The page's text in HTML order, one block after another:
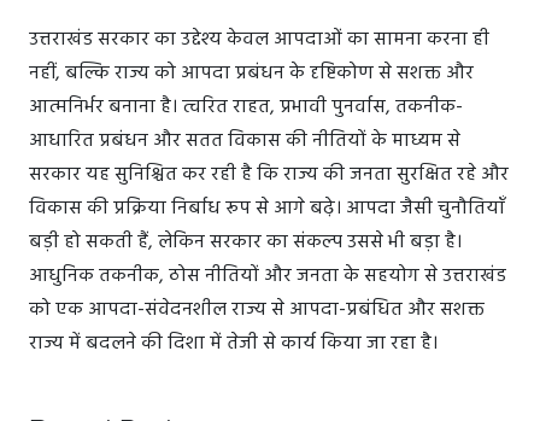
उत्तराखंड सरकार का उद्देश्य केवल आपदाओं का सामना करना ही
नहीं, बल्कि राज्य को आपदा प्रबंधन के दृष्टिकोण से सशक्त और
आत्मनिर्भर बनाना है। त्वरित राहत, प्रभावी पुनर्वास, तकनीक-
आधारित प्रबंधन और सतत विकास की नीतियों के माध्यम से
सरकार यह सुनिश्चित कर रही है कि राज्य की जनता सुरक्षित रहे और
विकास की प्रक्रिया निर्बाध रूप से आगे बढ़े। आपदा जैसी चुनौतियाँ
बड़ी हो सकती हैं, लेकिन सरकार का संकल्प उससे भी बड़ा है।
आधुनिक तकनीक, ठोस नीतियों और जनता के सहयोग से उत्तराखंड
को एक आपदा-संवेदनशील राज्य से आपदा-प्रबंधित और सशक्त
राज्य में बदलने की दिशा में तेजी से कार्य किया जा रहा है।